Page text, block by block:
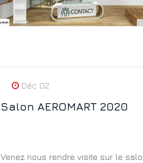
Déc 02
Salon AEROMART 2020
Venez nous rendre visite sur le